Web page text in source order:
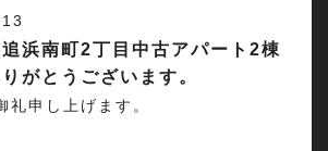
浜南町2丁目中古アパート2棟
がとうございます。
礼申し上げます。